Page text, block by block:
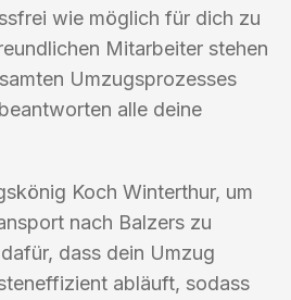
wie möglich für dich zu
Mitarbeiter stehen
Umzugsprozesses
alle deine
Koch Winterthur, um
nach Balzers zu
dass dein Umzug
abläuft, sodass